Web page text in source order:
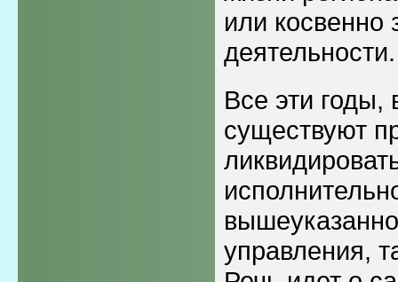
или косвенно
деятельности.
Все эти годы,
существуют
управления,